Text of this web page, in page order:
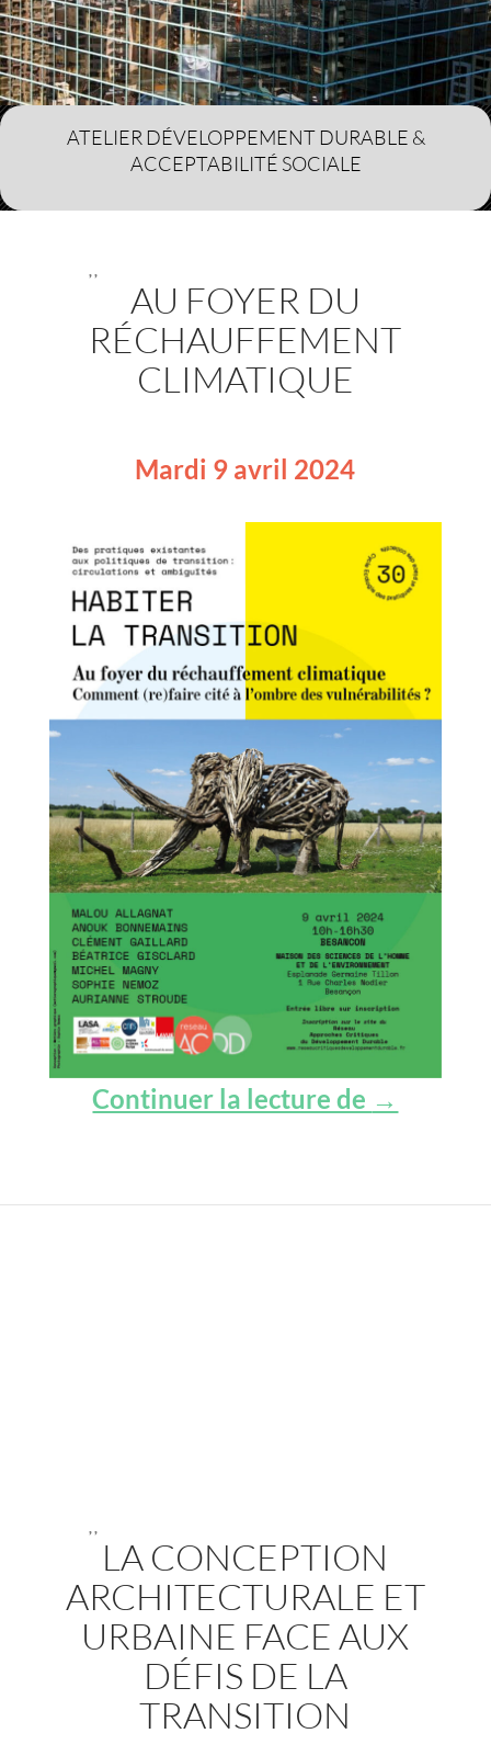
ATELIER DÉVELOPPEMENT DURABLE &
ACCEPTABILITÉ SOCIALE
,,
AU FOYER DU
RÉCHAUFFEMENT
CLIMATIQUE
Mardi 9 avril 2024
Continuer la lecture de Au foyer
→
,,
LA CONCEPTION
ARCHITECTURALE ET
URBAINE FACE AUX
DÉFIS DE LA
TRANSITION